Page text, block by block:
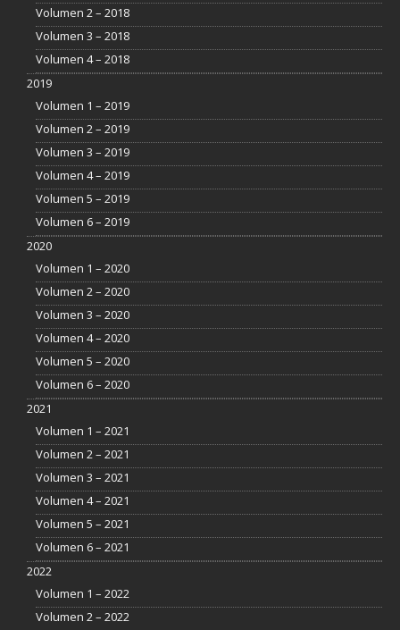
Volumen 2 – 2018
Volumen 3 – 2018
Volumen 4 – 2018
2019
Volumen 1 – 2019
Volumen 2 – 2019
Volumen 3 – 2019
Volumen 4 – 2019
Volumen 5 – 2019
Volumen 6 – 2019
2020
Volumen 1 – 2020
Volumen 2 – 2020
Volumen 3 – 2020
Volumen 4 – 2020
Volumen 5 – 2020
Volumen 6 – 2020
2021
Volumen 1 – 2021
Volumen 2 – 2021
Volumen 3 – 2021
Volumen 4 – 2021
Volumen 5 – 2021
Volumen 6 – 2021
2022
Volumen 1 – 2022
Volumen 2 – 2022